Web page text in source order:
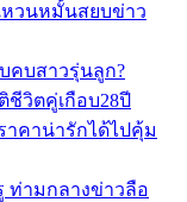
หวนหมั้นสยบข่าว
คบสาวรุ่นลูก?
ชีวิตคู่เกือบ28ปี
คาน่ารักได้ไปคุ้ม
ท่ามกลางข่าวลือ